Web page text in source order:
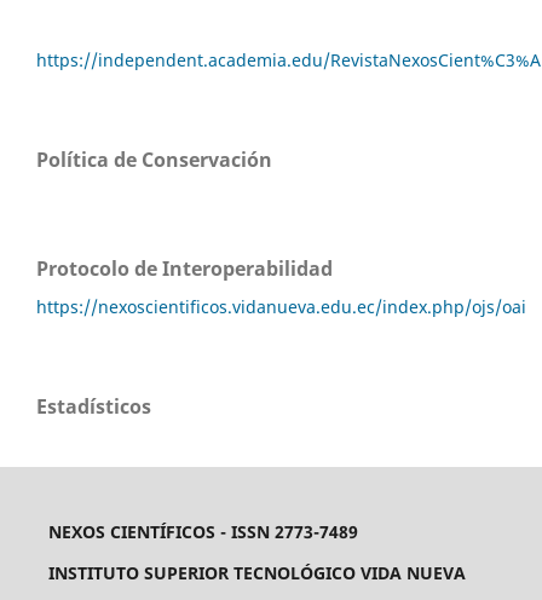
https://independent.academia.edu/
Política de Conservación
Protocolo de Interoperabilidad
https://nexoscientificos.vidanueva.edu.ec/index.php/ojs/oai
Estadísticos
NEXOS CIENTÍFICOS - ISSN 2773-7489
INSTITUTO SUPERIOR TECNOLÓGICO VIDA NUEVA